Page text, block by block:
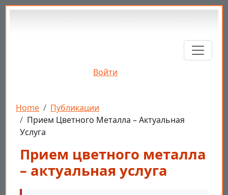
Перейти к основному содержанию
Войти
Строка навигации
Home
Публикации
Прием Цветного Металла – Актуальная
Услуга
Прием цветного металла
– актуальная услуга